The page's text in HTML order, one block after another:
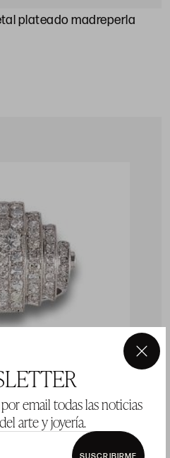
email todas las noticias
arte y joyería.
SUSCRIBIRME
×
plateado madreperla
EN PLATINO Y